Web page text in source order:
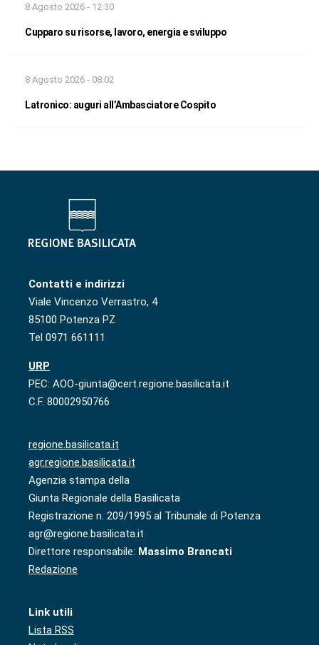
8 Agosto 2026 - 12:30
Cupparo su risorse, lavoro, energia e sviluppo
8 Agosto 2026 - 08:02
Latronico: auguri all’Ambasciatore Cospito
Contatti e indirizzi
Viale Vincenzo Verrastro, 4
85100 Potenza PZ
Tel 0971 661111
URP
PEC: AOO-giunta@cert.regione.basilicata.it
C.F. 80002950766
regione.basilicata.it
agr.regione.basilicata.it
Agenzia stampa della
Giunta Regionale della Basilicata
Registrazione n. 209/1995 al Tribunale di Potenza
agr@regione.basilicata.it
Direttore responsabile: Massimo Brancati
Redazione
Link utili
Lista RSS